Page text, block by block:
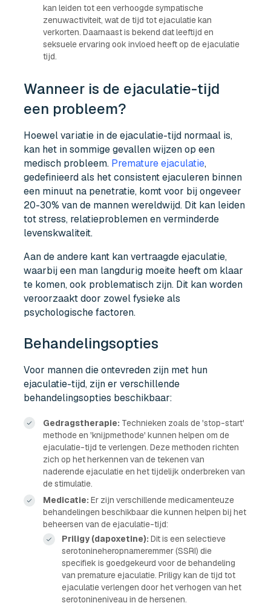
kan leiden tot een verhoogde sympatische
zenuwactiviteit, wat de tijd tot ejaculatie kan
verkorten. Daarnaast is bekend dat leeftijd en
seksuele ervaring ook invloed heeft op de ejaculatie
tijd.
Wanneer is de ejaculatie-tijd
een probleem?
Hoewel variatie in de ejaculatie-tijd normaal is,
kan het in sommige gevallen wijzen op een
medisch probleem. Premature ejaculatie,
gedefinieerd als het consistent ejaculeren binnen
een minuut na penetratie, komt voor bij ongeveer
20-30% van de mannen wereldwijd. Dit kan leiden
tot stress, relatieproblemen en verminderde
levenskwaliteit.
Aan de andere kant kan vertraagde ejaculatie,
waarbij een man langdurig moeite heeft om klaar
te komen, ook problematisch zijn. Dit kan worden
veroorzaakt door zowel fysieke als
psychologische factoren.
Behandelingsopties
Voor mannen die ontevreden zijn met hun
ejaculatie-tijd, zijn er verschillende
behandelingsopties beschikbaar:
Gedragstherapie: Technieken zoals de 'stop-start'
methode en 'knijpmethode' kunnen helpen om de
ejaculatie-tijd te verlengen. Deze methoden richten
zich op het herkennen van de tekenen van
naderende ejaculatie en het tijdelijk onderbreken van
de stimulatie.
Medicatie: Er zijn verschillende medicamenteuze
behandelingen beschikbaar die kunnen helpen bij het
beheersen van de ejaculatie-tijd:
Priligy (dapoxetine): Dit is een selectieve
serotonineheropnameremmer (SSRI) die
specifiek is goedgekeurd voor de behandeling
van premature ejaculatie. Priligy kan de tijd tot
ejaculatie verlengen door het verhogen van het
serotonineniveau in de hersenen.